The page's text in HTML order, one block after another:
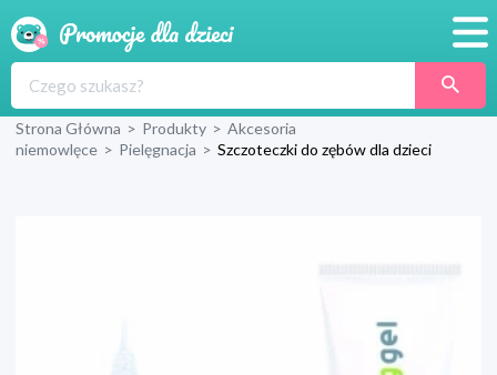
Produkty
Strona Główna > Produkty > Akcesoria
niemowlęce > Pielęgnacja > Szczoteczki do zębów dla dzieci